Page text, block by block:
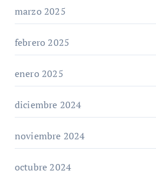
marzo 2025
febrero 2025
enero 2025
diciembre 2024
noviembre 2024
octubre 2024